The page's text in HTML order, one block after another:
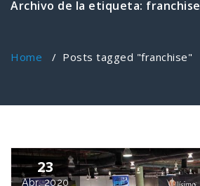
Archivo de la etiqueta: franchise
Home / Posts tagged "franchise"
23
Abr, 2020